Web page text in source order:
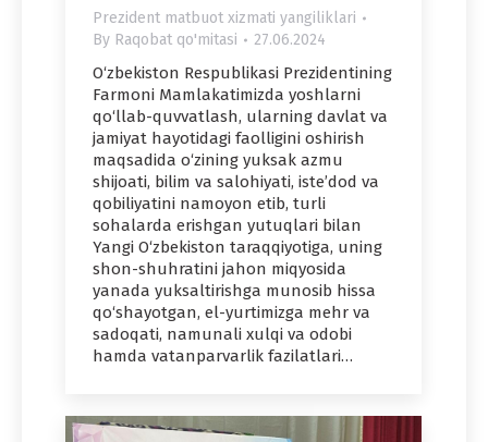
Prezident matbuot xizmati yangiliklari
By Raqobat qo'mitasi 27.06.2024
O‘zbekiston Respublikasi Prezidentining
Farmoni Mamlakatimizda yoshlarni
qo‘llab-quvvatlash, ularning davlat va
jamiyat hayotidagi faolligini oshirish
maqsadida o‘zining yuksak azmu
shijoati, bilim va salohiyati, iste’dod va
qobiliyatini namoyon etib, turli
sohalarda erishgan yutuqlari bilan
Yangi O‘zbekiston taraqqiyotiga, uning
shon-shuhratini jahon miqyosida
yanada yuksaltirishga munosib hissa
qo‘shayotgan, el-yurtimizga mehr va
sadoqati, namunali xulqi va odobi
hamda vatanparvarlik fazilatlari…